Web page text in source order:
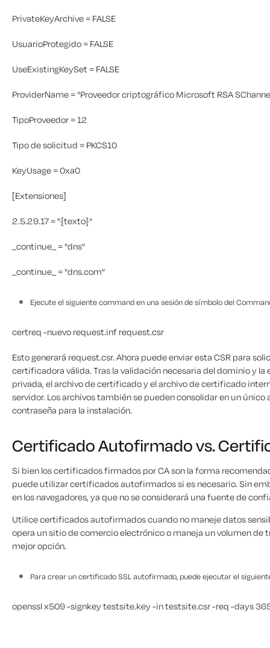
PrivateKeyArchive = FALSE
UsuarioProtegido = FALSE
UseExistingKeySet = FALSE
ProviderName = "Proveedor criptográfico Microsoft RSA
TipoProveedor = 12
Tipo de solicitud = PKCS10
KeyUsage = 0xa0
[Extensiones]
2.5.29.17 = "{texto}"
_continue_ = "dns"
_continue_ = "dns.com"
Ejecute el siguiente command en una sesión de símbolo del
certreq -nuevo request.inf request.csr
Esto generará request.csr. Ahora puede enviar esta CSR para
certificadora válida. Tras la validación necesaria del dominio y la
privada, el archivo de certificado y el archivo de certificado
servidor. Los archivos también se pueden consolidar en un único
contraseña para la instalación.
Certificado Autofirmado vs.
Si bien los certificados firmados por CA son la forma
puede utilizar certificados autofirmados si es necesario. Sin
en los navegadores, ya que no se considerará una fuente de
Utilice certificados autofirmados cuando no maneje datos
opera un sitio de comercio electrónico o maneja un volumen
mejor opción.
Para crear un certificado SSL autofirmado, puede ejecutar el
openssl x509 -signkey testsite.key -in testsite.csr -req -days